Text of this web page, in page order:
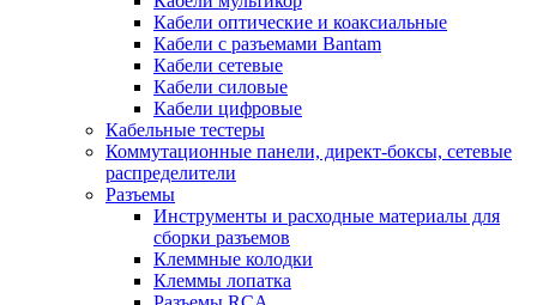
Кабели оптические и коаксиальные
Кабели с разъемами Bantam
Кабели сетевые
Кабели силовые
Кабели цифровые
Кабельные тестеры
Коммутационные панели, директ-боксы, сетевые
распределители
Разъемы
Инструменты и расходные материалы для
сборки разъемов
Клеммные колодки
Клеммы лопатка